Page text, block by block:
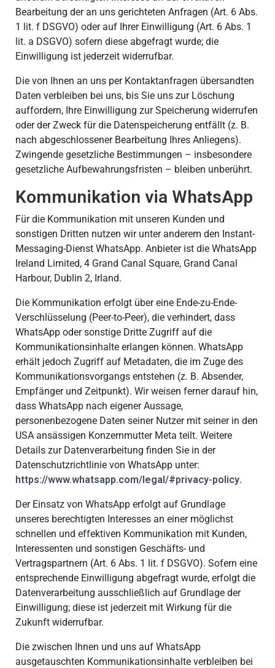
Bearbeitung der an uns gerichteten Anfragen (Art. 6 Abs.
1 lit. f DSGVO) oder auf Ihrer Einwilligung (Art. 6 Abs. 1
lit. a DSGVO) sofern diese abgefragt wurde; die
Einwilligung ist jederzeit widerrufbar.
Die von Ihnen an uns per Kontaktanfragen übersandten
Daten verbleiben bei uns, bis Sie uns zur Löschung
auffordern, Ihre Einwilligung zur Speicherung widerrufen
oder der Zweck für die Datenspeicherung entfällt (z. B.
nach abgeschlossener Bearbeitung Ihres Anliegens).
Zwingende gesetzliche Bestimmungen – insbesondere
gesetzliche Aufbewahrungsfristen – bleiben unberührt.
Kommunikation via WhatsApp
Für die Kommunikation mit unseren Kunden und
sonstigen Dritten nutzen wir unter anderem den Instant-
Messaging-Dienst WhatsApp. Anbieter ist die WhatsApp
Ireland Limited, 4 Grand Canal Square, Grand Canal
Harbour, Dublin 2, Irland.
Die Kommunikation erfolgt über eine Ende-zu-Ende-
Verschlüsselung (Peer-to-Peer), die verhindert, dass
WhatsApp oder sonstige Dritte Zugriff auf die
Kommunikationsinhalte erlangen können. WhatsApp
erhält jedoch Zugriff auf Metadaten, die im Zuge des
Kommunikationsvorgangs entstehen (z. B. Absender,
Empfänger und Zeitpunkt). Wir weisen ferner darauf hin,
dass WhatsApp nach eigener Aussage,
personenbezogene Daten seiner Nutzer mit seiner in den
USA ansässigen Konzernmutter Meta teilt. Weitere
Details zur Datenverarbeitung finden Sie in der
Datenschutzrichtlinie von WhatsApp unter:
https://www.whatsapp.com/legal/#privacy-policy.
Der Einsatz von WhatsApp erfolgt auf Grundlage
unseres berechtigten Interesses an einer möglichst
schnellen und effektiven Kommunikation mit Kunden,
Interessenten und sonstigen Geschäfts- und
Vertragspartnern (Art. 6 Abs. 1 lit. f DSGVO). Sofern eine
entsprechende Einwilligung abgefragt wurde, erfolgt die
Datenverarbeitung ausschließlich auf Grundlage der
Einwilligung; diese ist jederzeit mit Wirkung für die
Zukunft widerrufbar.
Die zwischen Ihnen und uns auf WhatsApp
ausgetauschten Kommunikationsinhalte verbleiben bei